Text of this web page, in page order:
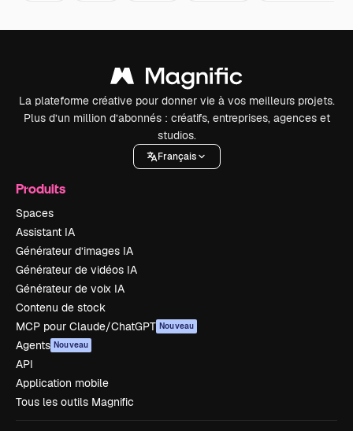
La plateforme créative pour donner vie à vos meilleurs projets.
Plus d’un million d’abonnés : créatifs, entreprises, agences et
studios.
Français
Produits
Spaces
Assistant IA
Générateur d’images IA
Générateur de vidéos IA
Générateur de voix IA
Contenu de stock
MCP pour Claude/ChatGPT Nouveau
Agents Nouveau
API
Application mobile
Tous les outils Magnific